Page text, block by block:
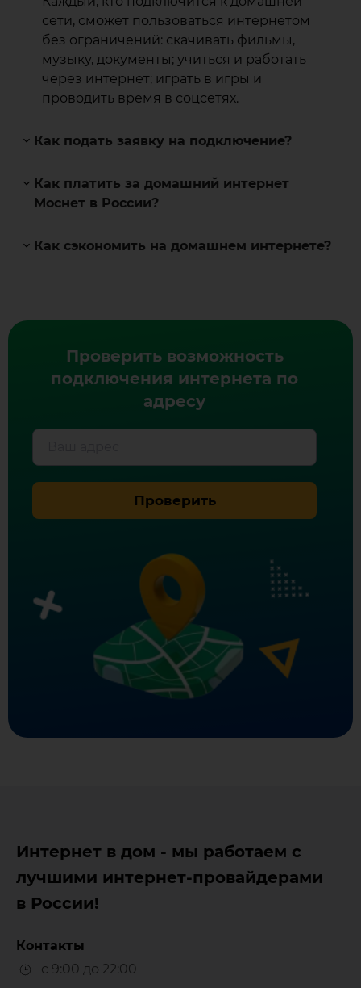
сети, сможет пользоваться интернетом
без ограничений: скачивать фильмы,
музыку, документы; учиться и работать
через интернет; играть в игры и
проводить время в соцсетях.
Как подать заявку на подключение?
Как платить за домашний интернет
Моснет в России?
Как сэкономить на домашнем интернете?
Проверить возможность
подключения интернета по
адресу
Проверить
Интернет в дом - мы работаем с
лучшими интернет-провайдерами
в России!
Контакты
с 9:00 до 22:00